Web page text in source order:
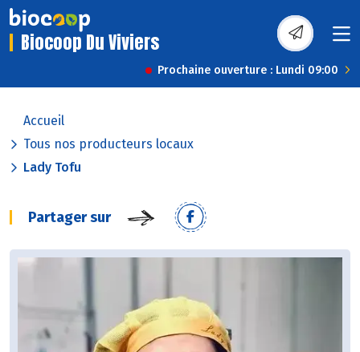
Biocoop Du Viviers
Prochaine ouverture : Lundi 09:00
Accueil
Tous nos producteurs locaux
Lady Tofu
Partager sur